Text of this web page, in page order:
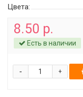
Цвета:
8.50 р.
Есть в наличии
+
-